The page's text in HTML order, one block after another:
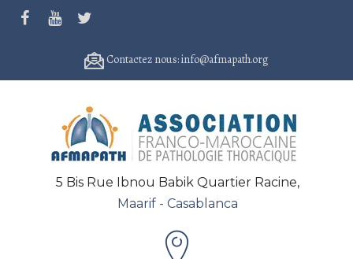
Contactez nous: info@afmapath.org
5 Bis Rue Ibnou Babik Quartier Racine,
Maarif - Casablanca